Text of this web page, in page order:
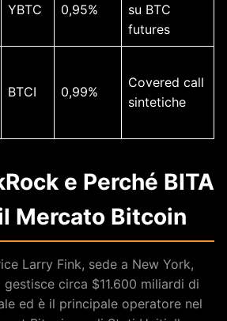
YBTC 0,95%
su BTC
futures
BTCI 0,99%
Covered call
sintetiche
e Perché BITA
Mercato Bitcoin
Larry Fink, sede a New York,
gestisce circa $11.600 miliardi di
ed è il principale operatore nel